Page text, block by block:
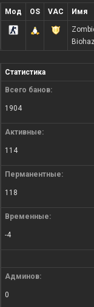
Мод OS VAC Имя
Статистика
Всего банов:
1904
Активные:
114
Перманентные:
118
Временные:
-4
Админов:
0